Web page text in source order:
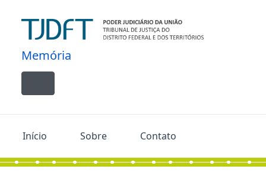
Memória
Toggle navigation
Início Sobre Contato